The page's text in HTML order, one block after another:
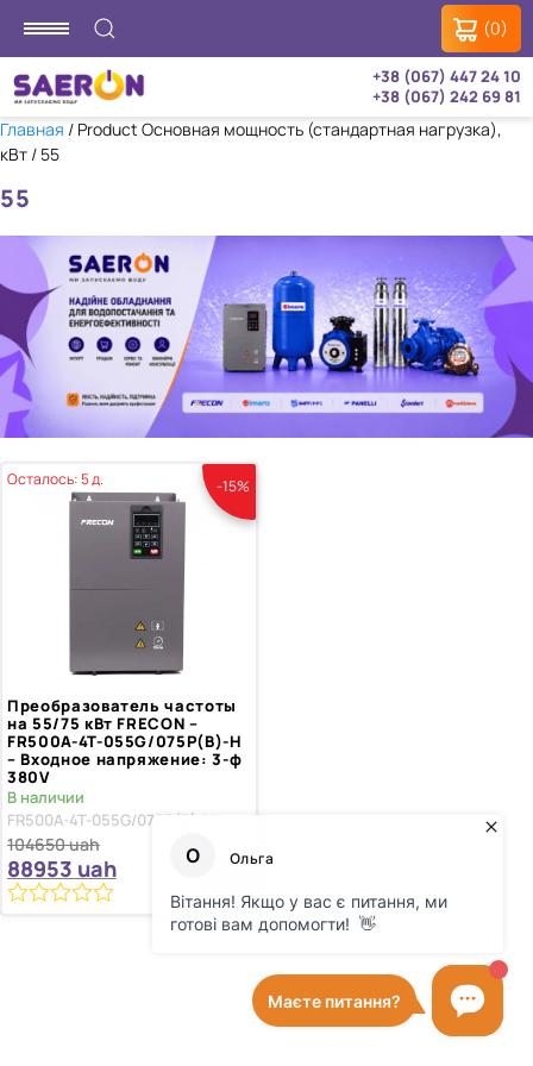
(0)
+38 (067) 447 24 10
+38 (067) 242 69 81
Главная / Product Основная мощность (стандартная нагрузка),
кВт / 55
55
Осталось: 5 д. -15%
Преобразователь частоты
на 55/75 кВт FRECON –
FR500A-4T-055G/075P(B)-H
– Входное напряжение: 3-ф
380V
В наличии
FR500A-4T-055G/075P(B)-H
104650uah
88953 uah